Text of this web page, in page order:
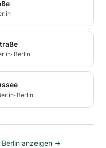
· Berlin
· Berlin
Berlin anzeigen →